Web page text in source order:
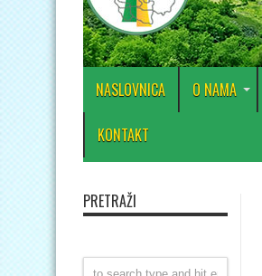
NASLOVNICA O NAMA
KONTAKT
PRETRAŽI